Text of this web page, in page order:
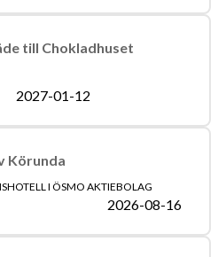
till Chokladhuset
2027-01-12
Körunda
I ÖSMO AKTIEBOLAG
2026-08-16